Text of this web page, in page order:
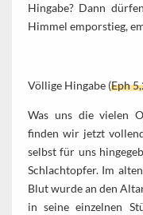
Hingabe? Dann
Himmel emporstieg,
Völlige Hingabe (Eph
Was uns die vielen
finden wir jetzt
selbst für uns
Schlachtopfer. Im
Blut wurde an den
in seine einzelnen